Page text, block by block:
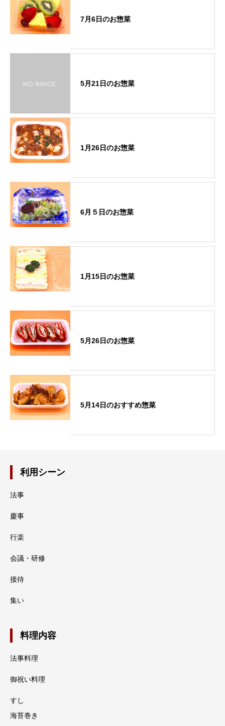
7月6日のお惣菜
5月21日のお惣菜
1月26日のお惣菜
6月５日のお惣菜
1月15日のお惣菜
5月26日のお惣菜
5月14日のおすすめ惣菜
利用シーン
法事
慶事
行楽
会議・研修
接待
集い
料理内容
法事料理
御祝い料理
すし
海苔巻き